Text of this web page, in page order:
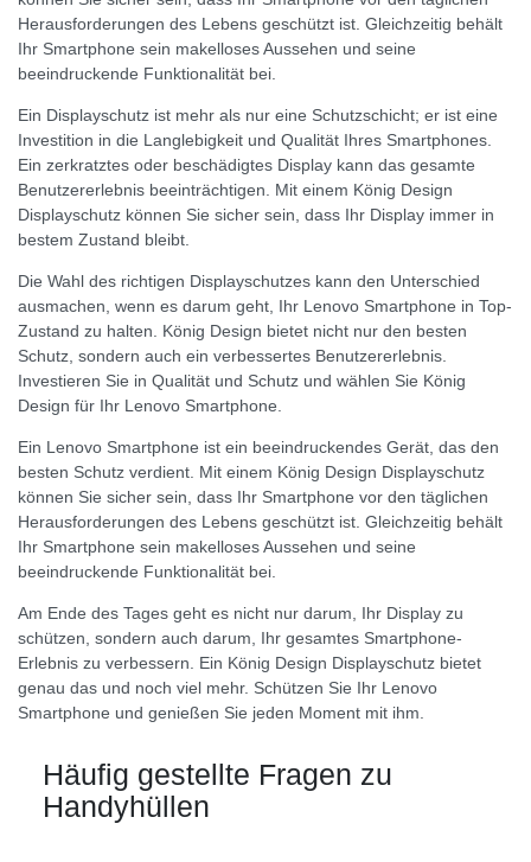
Herausforderungen des Lebens geschützt ist. Gleichzeitig behält
Ihr Smartphone sein makelloses Aussehen und seine
beeindruckende Funktionalität bei.
Ein Displayschutz ist mehr als nur eine Schutzschicht; er ist eine
Investition in die Langlebigkeit und Qualität Ihres Smartphones.
Ein zerkratztes oder beschädigtes Display kann das gesamte
Benutzererlebnis beeinträchtigen. Mit einem König Design
Displayschutz können Sie sicher sein, dass Ihr Display immer in
bestem Zustand bleibt.
Die Wahl des richtigen Displayschutzes kann den Unterschied
ausmachen, wenn es darum geht, Ihr Lenovo Smartphone in Top-
Zustand zu halten. König Design bietet nicht nur den besten
Schutz, sondern auch ein verbessertes Benutzererlebnis.
Investieren Sie in Qualität und Schutz und wählen Sie König
Design für Ihr Lenovo Smartphone.
Ein Lenovo Smartphone ist ein beeindruckendes Gerät, das den
besten Schutz verdient. Mit einem König Design Displayschutz
können Sie sicher sein, dass Ihr Smartphone vor den täglichen
Herausforderungen des Lebens geschützt ist. Gleichzeitig behält
Ihr Smartphone sein makelloses Aussehen und seine
beeindruckende Funktionalität bei.
Am Ende des Tages geht es nicht nur darum, Ihr Display zu
schützen, sondern auch darum, Ihr gesamtes Smartphone-
Erlebnis zu verbessern. Ein König Design Displayschutz bietet
genau das und noch viel mehr. Schützen Sie Ihr Lenovo
Smartphone und genießen Sie jeden Moment mit ihm.
Häufig gestellte Fragen zu
Handyhüllen